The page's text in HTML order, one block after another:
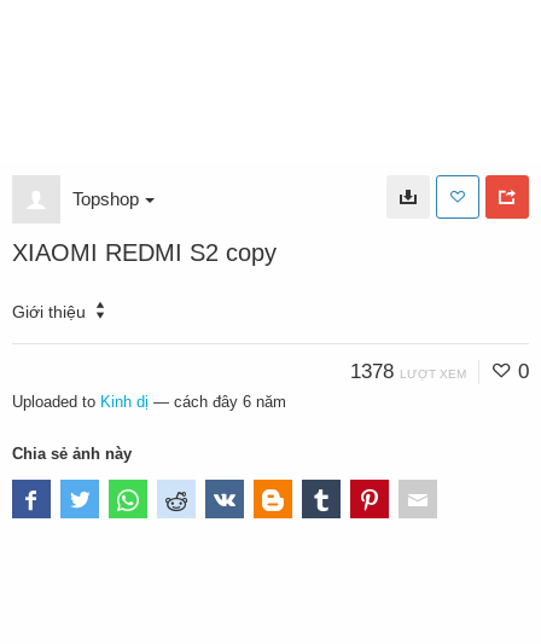
Topshop
XIAOMI REDMI S2 copy
Giới thiệu
1378 LƯỢT XEM 0
Uploaded to Kinh dị — cách đây 6 năm
Chia sẻ ảnh này